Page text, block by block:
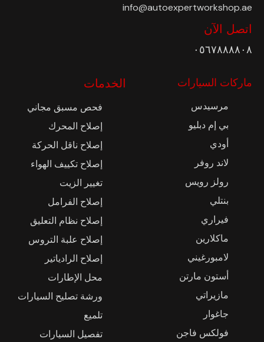
info@autoexpertworkshop.ae
اتصل الآن
٠٥٦٧٨٨٨٨٠٨
ماركات السيارات
مرسيدس
بي إم دبليو
أودي
لاند روفر
رولز رويس
بنتلي
فيراري
ماكلارين
لامبورغيني
أستون مارتن
مازيراتي
جاغوار
فولكس فاجن
الخدمات
فحص مسبق مجاني
إصلاح المحرك
إصلاح ناقل الحركة
إصلاح تكييف الهواء
تغيير الزيت
إصلاح الفرامل
إصلاح نظام التعليق
إصلاح علبة التروس
إصلاح الرادياتير
محل الإطارات
ورشة تصليح السيارات
تلميع
تفصيل السيارات